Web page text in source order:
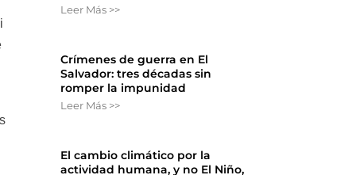
Leer Más >>
Crímenes de guerra en El
Salvador: tres décadas sin
romper la impunidad
Leer Más >>
El cambio climático por la
actividad humana, y no El Niño,